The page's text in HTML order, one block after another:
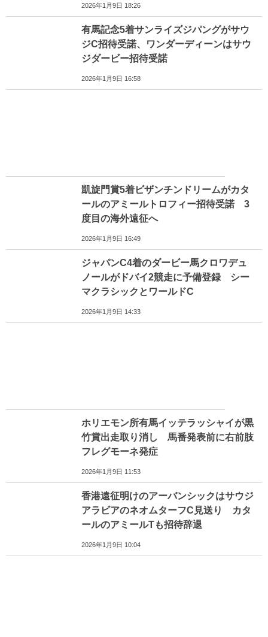
2026年1月9日 18:26
有馬記念5着サンライズジパングがサウ
ジC招待受諾、ワンダーディーンはサウ
ジダービー招待受諾
2026年1月9日 16:58
凱旋門賞5着ビザンチンドリームがカタ
ールのアミールトロフィー招待受諾 3
度目の海外遠征へ
2026年1月9日 16:49
ジャパンC4着のダービー馬クロワデュ
ノールがドバイ2競走に予備登録 シー
マクラシックとワールドC
2026年1月9日 14:33
ホリエモン所有馬イッテラッシャイが黒
竹賞出走取り消し 馬番発表前に右前肢
フレグモーネ発症
2026年1月9日 11:53
香港遠征明けのアーバンシックはサウジ
アラビアのネオムターフC見送り カタ
ールのアミールTも招待辞退
2026年1月9日 10:04